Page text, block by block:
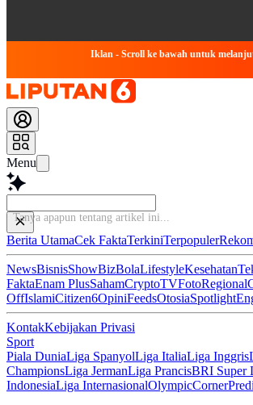
Iklan - Scroll ke bawah untuk
Menu
Tany
Berita UtamaCek FaktaTerkiniTerpopuler
NewsBisnisShowBizBolaLifestyleKesehatan
FaktaEnam PlusSahamCryptoTVFotoRegional
OffIslamiCitizen6OpiniFeedsOtosiaSpotlight
KontakKebijakan Privasi
Sport
Piala DuniaLiga SpanyolLiga ItaliaLiga Inggris
ChampionsLiga JermanLiga PrancisBRI Super
IndonesiaLiga InternasionalOlympicCorner